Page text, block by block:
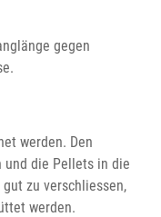
gegen
werden. Den
und die Pellets in die
zu verschliessen,
werden.